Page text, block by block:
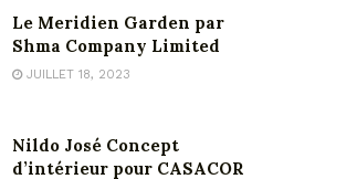
Le Meridien Garden par
Shma Company Limited
JUILLET 18, 2023
Nildo José Concept
d’intérieur pour CASACOR